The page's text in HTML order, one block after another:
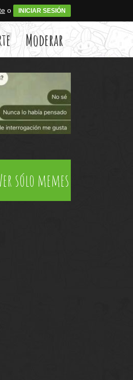
o INICIAR SESIÓN
Moderar
sólo memes